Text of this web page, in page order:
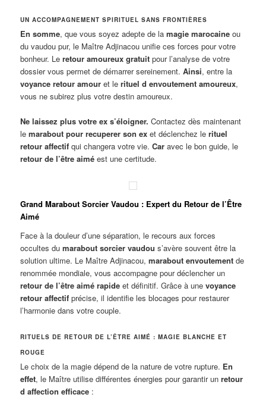
UN ACCOMPAGNEMENT SPIRITUEL SANS FRONTIÈRES
En somme, que vous soyez adepte de lamagie marocaine ou
du vaudou pur, le Maître Adjinacou unifie ces forces pour votre
bonheur. Leretour amoureux gratuit pour l’analyse de votre
dossier vous permet de démarrer sereinement.Ainsi, entre la
voyance retour amour et lerituel d envoutement amoureux,
vous ne subirez plus votre destin amoureux.
Ne laissez plus votre ex s’éloigner. Contactez dès maintenant
lemarabout pour recuperer son ex et déclenchez lerituel
retour affectif qui changera votre vie.Car avec le bon guide, le
retour de l’être aimé est une certitude.
Grand Marabout Sorcier Vaudou : Expert du Retour de l’Être
Aimé
Face à la douleur d’une séparation, le recours aux forces
occultes dumarabout sorcier vaudou s’avère souvent être la
solution ultime. Le Maître Adjinacou,marabout envoutement de
renommée mondiale, vous accompagne pour déclencher un
retour de l’être aimé rapide et définitif. Grâce à unevoyance
retour affectif précise, il identifie les blocages pour restaurer
l’harmonie dans votre couple.
RITUELS DE RETOUR DE L’ÊTRE AIMÉ : MAGIE BLANCHE ET
ROUGE
Le choix de la magie dépend de la nature de votre rupture. En
effet, le Maître utilise différentes énergies pour garantir unretour
d affection efficace :